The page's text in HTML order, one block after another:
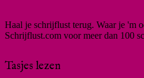
Haal je schrijflust terug. Waar je 'm
Schrijflust.com voor meer dan 100
Tasjes lezen